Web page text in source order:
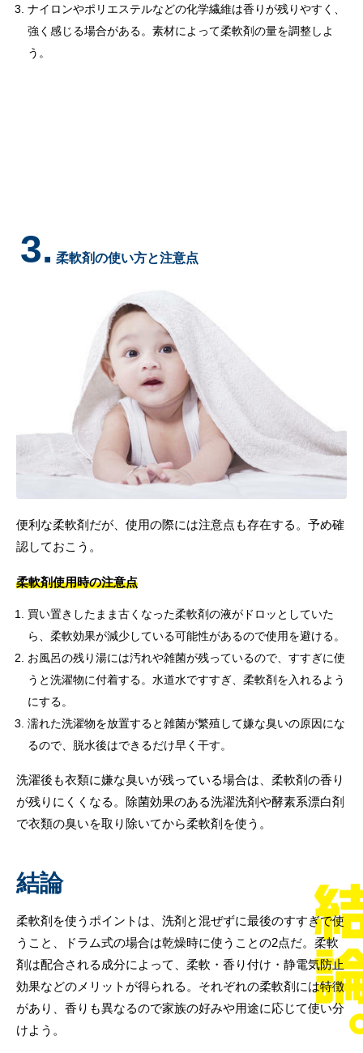
ナイロンやポリエステルなどの化学繊維は香りが残りやすく、
強く感じる場合がある。素材によって柔軟剤の量を調整しよ
う。
3. 柔軟剤の使い方と注意点
便利な柔軟剤だが、使用の際には注意点も存在する。予め確
認しておこう。
柔軟剤使用時の注意点
買い置きしたまま古くなった柔軟剤の液がドロッとしていた
ら、柔軟効果が減少している可能性があるので使用を避ける。
お風呂の残り湯には汚れや雑菌が残っているので、すすぎに使
うと洗濯物に付着する。水道水ですすぎ、柔軟剤を入れるよう
にする。
濡れた洗濯物を放置すると雑菌が繁殖して嫌な臭いの原因にな
るので、脱水後はできるだけ早く干す。
洗濯後も衣類に嫌な臭いが残っている場合は、柔軟剤の香り
が残りにくくなる。除菌効果のある洗濯洗剤や酵素系漂白剤
で衣類の臭いを取り除いてから柔軟剤を使う。
結論
柔軟剤を使うポイントは、洗剤と混ぜずに最後のすすぎで使
うこと、ドラム式の場合は乾燥時に使うことの2点だ。柔軟
剤は配合される成分によって、柔軟・香り付け・静電気防止
効果などのメリットが得られる。それぞれの柔軟剤には特徴
があり、香りも異なるので家族の好みや用途に応じて使い分
けよう。